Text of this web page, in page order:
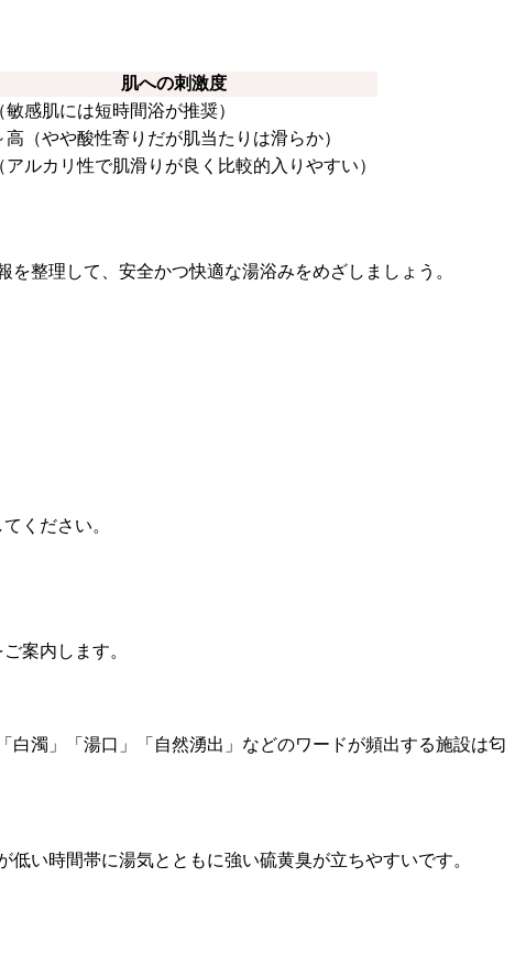
肌への刺激度
敏感肌には短時間浴が推奨）
高（やや酸性寄りだが肌当たりは滑らか）
アルカリ性で肌滑りが良く比較的入りやすい）
整理して、安全かつ快適な湯浴みをめざしましょう。
ください。
案内します。
濁」「湯口」「自然湧出」などのワードが頻出する施設は匂
い時間帯に湯気とともに強い硫黄臭が立ちやすいです。